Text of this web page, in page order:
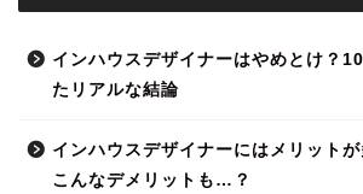
インハウスデザイナーはやめとけ？
たリアルな結論
インハウスデザイナーにはメリット
こんなデメリットも…？